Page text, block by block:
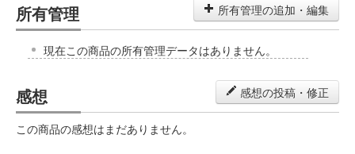
所有管理 所有管理の追加・編集
現在この商品の所有管理データはありません。
感想 感想の投稿・修正
この商品の感想はまだありません。